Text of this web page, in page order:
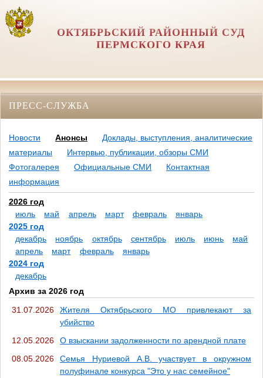
ОКТЯБРЬСКИЙ РАЙОННЫЙ СУД
ПЕРМСКОГО КРАЯ
ПРЕСС-СЛУЖБА
Новости Анонсы
Доклады, выступления, аналитические
материалы
Интервью, публикации, обзоры СМИ
Фотогалерея
Официальные СМИ
Контактная
информация
2026 год
июль
май апрель март февраль
январь
2025 год
декабрь
ноябрь октябрь сентябрь июль июнь
май
апрель
март февраль
январь
2024 год
декабрь
Архив за 2026 год
31.07.2026
Жителя Октябрьского МО привлекают за
убийство
12.05.2026
О взыскании задолженности по арендной плате
08.05.2026
Семья Нуриевой А.В. участвует в окружном
полуфинале конкурса "Это у нас семейное"